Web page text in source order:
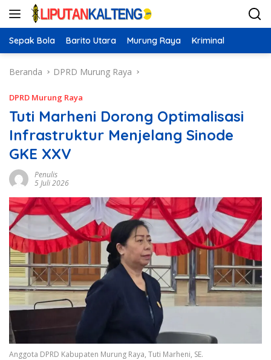
Langsung
Sepak Bola Barito Utara Murung Raya Kriminal
Beranda DPRD Murung Raya
DPRD Murung Raya
Tuti Marheni Dorong Optimalisasi
Infrastruktur Menjelang Sinode
GKE XXV
Penulis
5 Juli 2026
Anggota DPRD Kabupaten Murung Raya, Tuti Marheni, SE.